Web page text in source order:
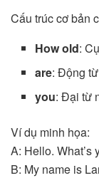
Cấu trúc cơ bản
How old:
are: Động từ
you: Đại từ
Ví dụ minh họa:
A: Hello. What’s
B: My name is